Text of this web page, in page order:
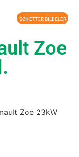
SØK ETTER BILDELER
Zoe
Zoe 23kW